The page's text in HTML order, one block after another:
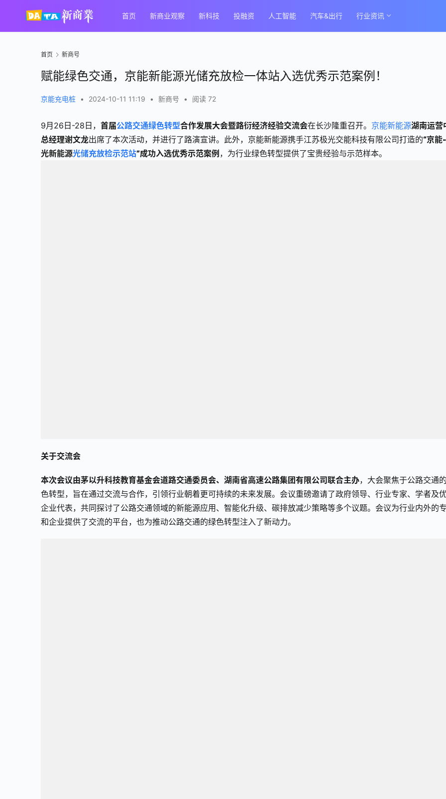
首页 新商业观察 新科技 投融资 人工智能 汽车&出行 行业资讯
首页 新商号
赋能绿色交通，京能新能源光储充放检一体站入选优秀示范案例！
京能充电桩 • 2024-10-11 11:19 • 新商号 • 阅读 72
9月26日-28日， 首届公路交通绿色转型合作发展大会暨路衍经济经验交流会在长沙隆重召开。 京能新能源湖南运营
总经理谢文龙出席了本次活动，并进行了路演宣讲。此外，京能新能源携手江苏极光交能科技有限公司打造的“京能
光新能源光储充放检示范站”成功入选优秀示范案例 ，为行业绿色转型提供了宝贵经验与示范样本。
关于交流会
本次会议由茅以升科技教育基金会道路交通委员会、湖南省高速公路集团有限公司联合主办，大会聚焦于公路交通
色转型，旨在通过交流与合作，引领行业朝着更可持续的未来发展。会议重磅邀请了政府领导、行业专家、学者及
企业代表，共同探讨了公路交通领域的新能源应用、智能化升级、碳排放减少策略等多个议题。会议为行业内外的
和企业提供了交流的平台，也为推动公路交通的绿色转型注入了新动力。